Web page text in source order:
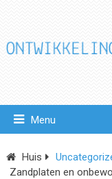
Menu
Huis
Zandplaten en